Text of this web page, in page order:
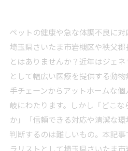
ペットの健康や急な体調不良に対
埼玉県さいたま市岩槻区や秩父
とはありませんか？近年はジェネ
として幅広い医療を提供する動
手チェーンからアットホームな
岐にわたります。しかし「どこ
か」「信頼できる対応や清潔な
判断するのは難しいもの。本記
ラリストとして埼玉県さいたま